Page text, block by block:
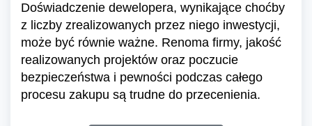
Doświadczenie dewelopera, wynikające choćby
z liczby zrealizowanych przez niego inwestycji,
może być równie ważne. Renoma firmy, jakość
realizowanych projektów oraz poczucie
bezpieczeństwa i pewności podczas całego
procesu zakupu są trudne do przecenienia.